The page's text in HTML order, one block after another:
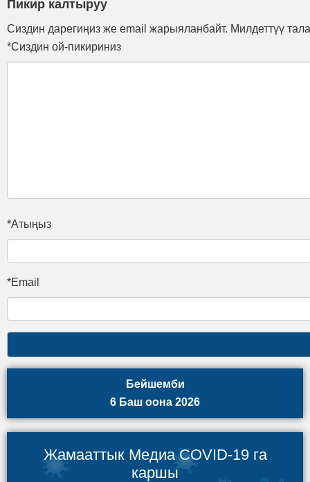
Пикир калтыруу
Сиздин дарегиңиз же email жарыяланбайт. Милдеттүү
*Сиздин ой-пикириниз
*Атыңыз
*Email
Бейшемби
6 Баш оона 2026
Жамааттык Медиа COVID-19 га
каршы